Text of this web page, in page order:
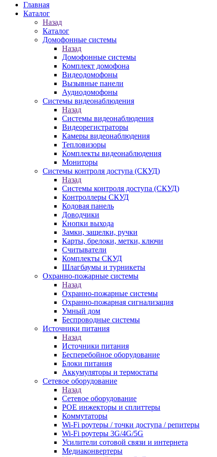
Главная
Каталог
Назад
Каталог
Домофонные системы
Назад
Домофонные системы
Комплект домофона
Видеодомофоны
Вызывные панели
Аудиодомофоны
Системы видеонаблюдения
Назад
Системы видеонаблюдения
Видеорегистраторы
Камеры видеонаблюдения
Тепловизоры
Комплекты видеонаблюдения
Мониторы
Системы контроля доступа (СКУД)
Назад
Системы контроля доступа (СКУД)
Контроллеры СКУД
Кодовая панель
Доводчики
Кнопки выхода
Замки, защелки, ручки
Карты, брелоки, метки, ключи
Считыватели
Комплекты СКУД
Шлагбаумы и турникеты
Охранно-пожарные системы
Назад
Охранно-пожарные системы
Охранно-пожарная сигнализация
Умный дом
Беспроводные системы
Источники питания
Назад
Источники питания
Бесперебойное оборудование
Блоки питания
Аккумуляторы и термостаты
Сетевое оборудование
Назад
Сетевое оборудование
POE инжекторы и сплиттеры
Коммутаторы
Wi-Fi роутеры / точки доступа / репитеры
Wi-Fi роутеры 3G/4G/5G
Усилители сотовой связи и интернета
Медиаконвертеры